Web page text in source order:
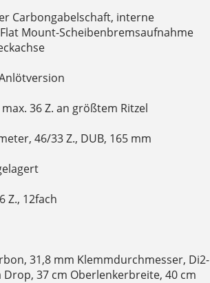
Carbongabelschaft, interne
Mount-Scheibenbremsaufnahme
max. 36 Z. an größtem Ritzel
46/33 Z., DUB, 165 mm
Z., 12fach
31,8 mm Klemmdurchmesser, Di2-
37 cm Oberlenkerbreite, 40 cm